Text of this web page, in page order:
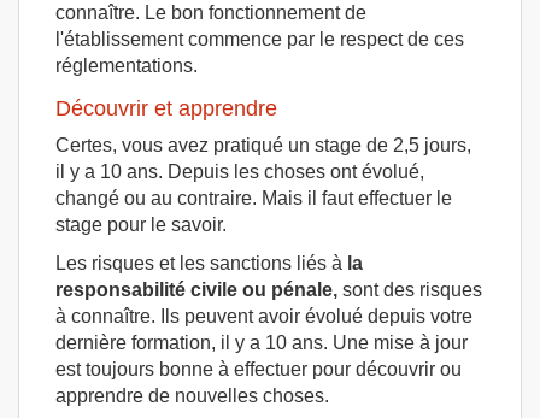
connaître. Le bon fonctionnement de
l'établissement commence par le respect de ces
réglementations.
Découvrir et apprendre
Certes, vous avez pratiqué un stage de 2,5 jours,
il y a 10 ans. Depuis les choses ont évolué,
changé ou au contraire. Mais il faut effectuer le
stage pour le savoir.
Les risques et les sanctions liés à la
responsabilité civile ou pénale, sont des risques
à connaître. Ils peuvent avoir évolué depuis votre
dernière formation, il y a 10 ans. Une mise à jour
est toujours bonne à effectuer pour découvrir ou
apprendre de nouvelles choses.